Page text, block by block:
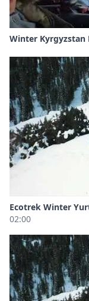
Winter Kyrgyzstan
Ecotrek Winter
02:00